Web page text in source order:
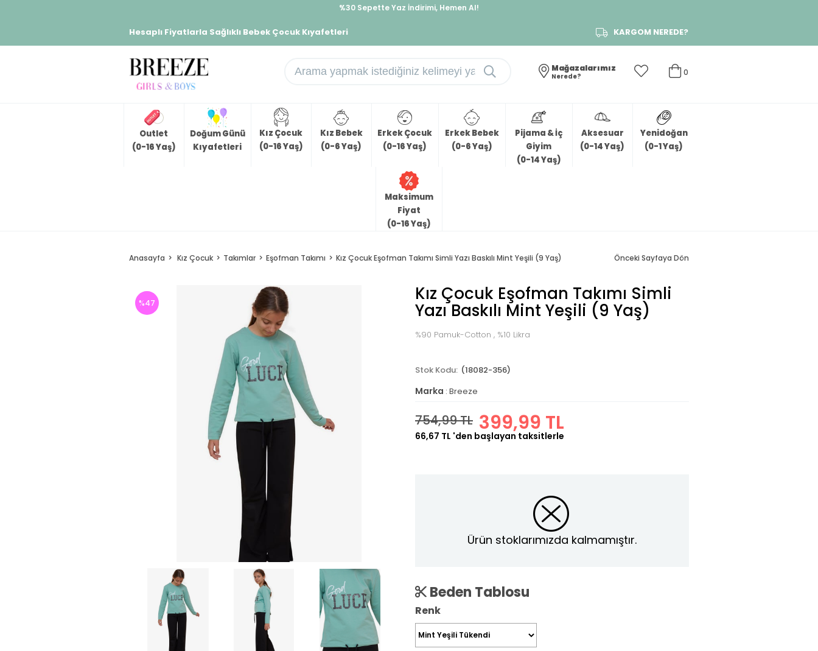
%30 Sepette Yaz İndirimi, Hemen Al!
Hesaplı Fiyatlarla Sağlıklı Bebek Çocuk Kıyafetleri KARGOM NEREDE?
0
Mağazalarımız
Nerede?
Outlet
(0-16 Yaş)
Doğum Günü
Kıyafetleri
Kız Çocuk
(0-16 Yaş)
Kız Bebek
(0-6 Yaş)
Erkek Çocuk
(0-16 Yaş)
Erkek Bebek
(0-6 Yaş)
Pijama & İç
Giyim
(0-14 Yaş)
Aksesuar
(0-14 Yaş)
Yenidoğan
(0-1 Yaş)
Maksimum
Fiyat
(0-16 Yaş)
Anasayfa Kız Çocuk Takımlar Eşofman Takımı Kız Çocuk Eşofman Takımı Simli Yazı Baskılı Mint Yeşili (9 Yaş) Önceki Sayfaya Dön
%47 Kız Çocuk Eşofman Takımı Simli
Yazı Baskılı Mint Yeşili (9 Yaş)
%90 Pamuk-Cotton , %10 Likra
(18082-356)
Marka : Breeze
754,99 TL 399,99 TL
66,67 TL 'den başlayan taksitlerle
Ürün stoklarımızda kalmamıştır.
Beden Tablosu
Renk